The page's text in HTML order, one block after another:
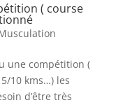
( course
une compétition (
10 kms…) les
d’être très